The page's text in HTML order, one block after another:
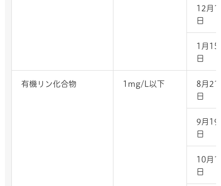
12月
日
1月15
日
有機リン化合物 1mg/L以下
8月21
日
9月19
日
10月
日